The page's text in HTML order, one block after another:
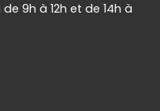
9h à 12h et de 14h à